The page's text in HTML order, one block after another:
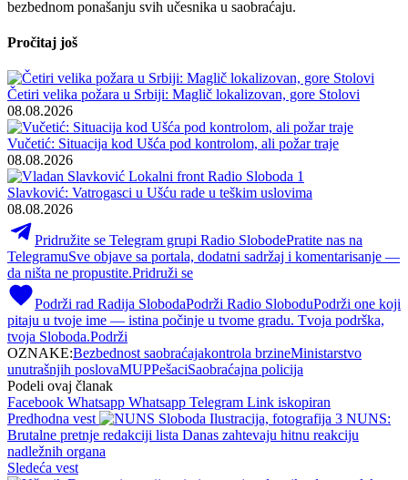
bezbednom ponašanju svih učesnika u saobraćaju.
Pročitaj još
Četiri velika požara u Srbiji: Maglič lokalizovan, gore Stolovi
08.08.2026
Vučetić: Situacija kod Ušća pod kontrolom, ali požar traje
08.08.2026
Slavković: Vatrogasci u Ušću rade u teškim uslovima
08.08.2026
Pridružite se Telegram grupi Radio SlobodePratite nas na
TelegramuSve objave sa portala, dodatni sadržaj i komentarisanje —
da ništa ne propustite.Pridruži se
Podrži rad Radija SlobodaPodrži Radio SloboduPodrži one koji
pitaju u tvoje ime — istina počinje u tvome gradu. Tvoja podrška,
tvoja Sloboda.Podrži
OZNAKE:Bezbednost saobraćajakontrola brzineMinistarstvo
unutrašnjih poslovaMUPPešaciSaobraćajna policija
Podeli ovaj članak
Facebook Whatsapp Whatsapp Telegram Link iskopiran
Predhodna vest
NUNS:
Brutalne pretnje redakciji lista Danas zahtevaju hitnu reakciju
nadležnih organa
Sledeća vest